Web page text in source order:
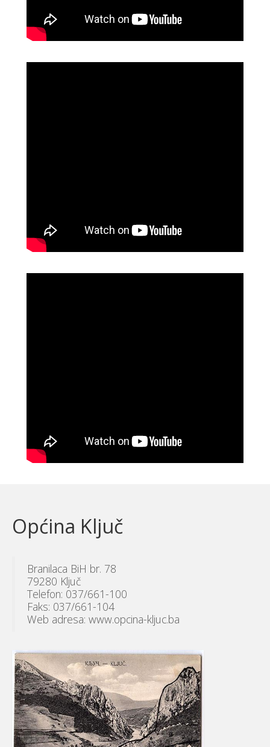
Općina Ključ
Branilaca BiH br. 78
79280 Ključ
Telefon: 037/661-100
Faks: 037/661-104
Web adresa: www.opcina-kljuc.ba